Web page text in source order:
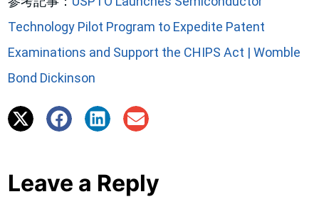
Technology Pilot Program to Expedite Patent
Examinations and Support the CHIPS Act | Womble
Bond Dickinson
Leave a Reply